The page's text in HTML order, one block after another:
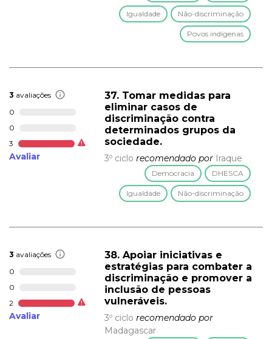
Igualdade Não-discriminação
Povos indígenas
3 avaliações
0
0
3
Avaliar
37. Tomar medidas para
eliminar casos de
discriminação contra
determinados grupos da
sociedade.
3º ciclo recomendado por Iraque
Democracia DHESCA
Igualdade Não-discriminação
3 avaliações
0
0
2
Avaliar
38. Apoiar iniciativas e
estratégias para combater a
discriminação e promover a
inclusão de pessoas
vulneráveis.
3º ciclo recomendado por
Madagascar